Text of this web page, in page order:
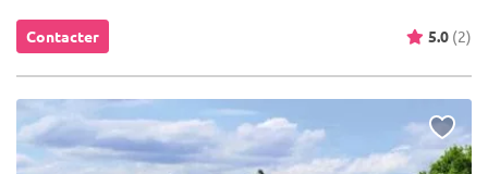
Contacter 5.0 (2)